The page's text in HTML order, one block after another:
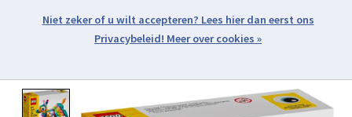
Open webshop menu
Product image slideshow Items
Meer over cookies »